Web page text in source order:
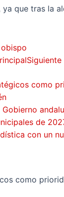
que tras la
Siguiente
como
de
con un